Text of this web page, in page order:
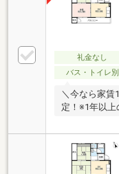
礼金なし
バス・トイレ別
＼今なら家賃
定！※1年以